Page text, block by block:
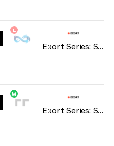
L
Exort Series: Season 25 2026
W
Exort Series: Season 25 2026